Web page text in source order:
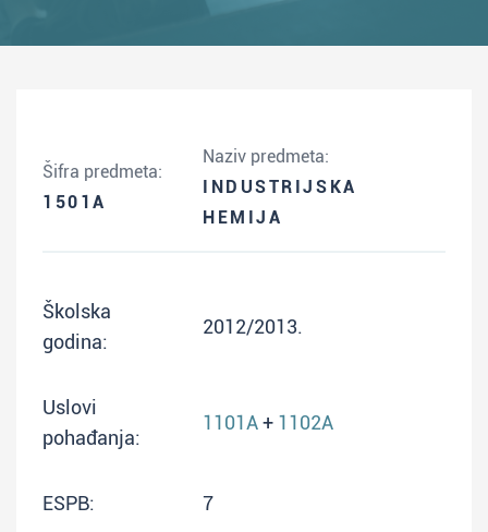
Šifra predmeta:
1501A
Naziv predmeta:
INDUSTRIJSKA
HEMIJA
Školska
godina:
2012/2013.
Uslovi
pohađanja:
1101A+ 1102A
ESPB: 7